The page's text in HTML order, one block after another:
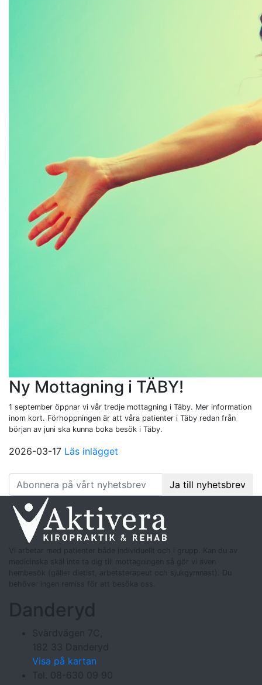
Ny Mottagning i TÄBY!
1 september öppnar vi vår tredje mottagning i Täby. Mer information
inom kort. Förhoppningen är att våra patienter i Täby redan från
början av juni ska kunna boka besök i Täby.
2026-03-17 Läs inlägget
Ja till nyhetsbrev
Vi arbetar med patienter både individuellt och i grupp. Kan du av
medicinska skäl inte ta dig till mottagningen så gör vi även
hembesök (gäller dietist, arbetsterapeut och sjukgymnast). Du
behöver ingen remiss för att besöka oss.
Danderyd
Svärdvägen 7C,
182 33 Danderyd
Visa på kartan
Tel. 08-630 09 90